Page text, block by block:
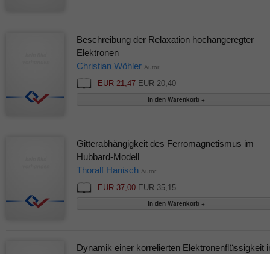
Beschreibung der Relaxation hochangeregter
Elektronen
Christian Wöhler Autor
EUR 21,47EUR 20,40
Gitterabhängigkeit des Ferromagnetismus im
Hubbard-Modell
Thoralf Hanisch Autor
EUR 37,00EUR 35,15
Dynamik einer korrelierten Elektronenflüssigkeit